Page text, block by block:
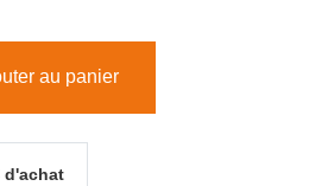
au panier
d'achat